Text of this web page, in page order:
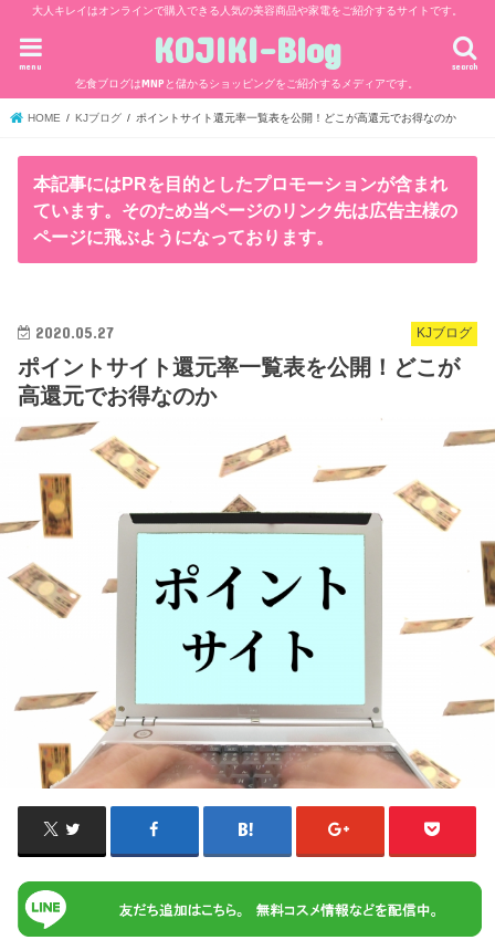
大人キレイはオンラインで購入できる人気の美容商品や家電をご紹介するサイトです。
KOJIKI-Blog
乞食ブログはMNPと儲かるショッピングをご紹介するメディアです。
search
menu
HOME KJブログ ポイントサイト還元率一覧表を公開！どこが高還元でお得なのか
本記事にはPRを目的としたプロモーションが含まれ
ています。そのため当ページのリンク先は広告主様の
ページに飛ぶようになっております。
KJブログ
2020.05.27
ポイントサイト還元率一覧表を公開！どこが
高還元でお得なのか